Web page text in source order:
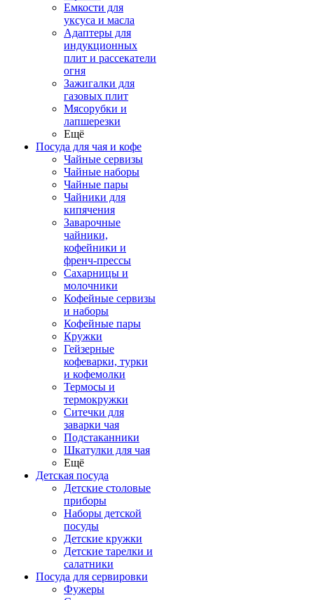
Емкости для
уксуса и масла
Адаптеры для
индукционных
плит и рассекатели
огня
Зажигалки для
газовых плит
Мясорубки и
лапшерезки
Ещё
Посуда для чая и кофе
Чайные сервизы
Чайные наборы
Чайные пары
Чайники для
кипячения
Заварочные
чайники,
кофейники и
френч-прессы
Сахарницы и
молочники
Кофейные сервизы
и наборы
Кофейные пары
Кружки
Гейзерные
кофеварки, турки
и кофемолки
Термосы и
термокружки
Ситечки для
заварки чая
Подстаканники
Шкатулки для чая
Ещё
Детская посуда
Детские столовые
приборы
Наборы детской
посуды
Детские кружки
Детские тарелки и
салатники
Посуда для сервировки
Фужеры